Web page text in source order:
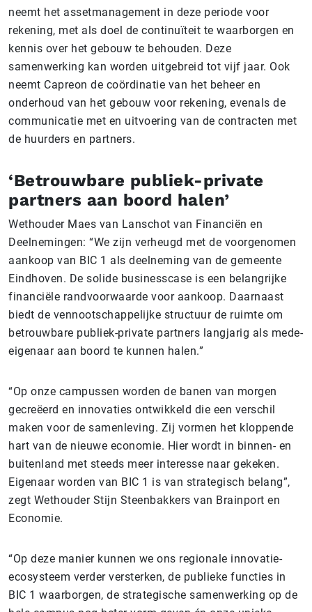
neemt het assetmanagement in deze periode voor
rekening, met als doel de continuïteit te waarborgen en
kennis over het gebouw te behouden. Deze
samenwerking kan worden uitgebreid tot vijf jaar. Ook
neemt Capreon de coördinatie van het beheer en
onderhoud van het gebouw voor rekening, evenals de
communicatie met en uitvoering van de contracten met
de huurders en partners.
‘Betrouwbare publiek-private
partners aan boord halen’
Wethouder Maes van Lanschot van Financiën en
Deelnemingen: “We zijn verheugd met de voorgenomen
aankoop van BIC 1 als deelneming van de gemeente
Eindhoven. De solide businesscase is een belangrijke
financiële randvoorwaarde voor aankoop. Daarnaast
biedt de vennootschappelijke structuur de ruimte om
betrouwbare publiek-private partners langjarig als mede-
eigenaar aan boord te kunnen halen.”
“Op onze campussen worden de banen van morgen
gecreëerd en innovaties ontwikkeld die een verschil
maken voor de samenleving. Zij vormen het kloppende
hart van de nieuwe economie. Hier wordt in binnen- en
buitenland met steeds meer interesse naar gekeken.
Eigenaar worden van BIC 1 is van strategisch belang”,
zegt Wethouder Stijn Steenbakkers van Brainport en
Economie.
“Op deze manier kunnen we ons regionale innovatie-
ecosysteem verder versterken, de publieke functies in
BIC 1 waarborgen, de strategische samenwerking op de